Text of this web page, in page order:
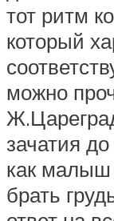
тот ритм
который
можно
зачатия
как малыш
брать